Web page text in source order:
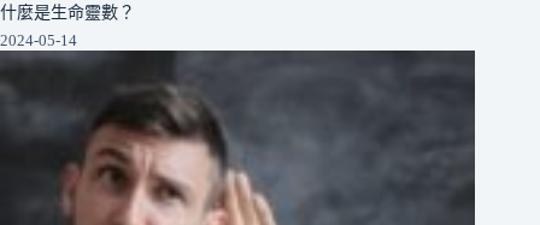
什麼是生命靈數？
2024-05-14